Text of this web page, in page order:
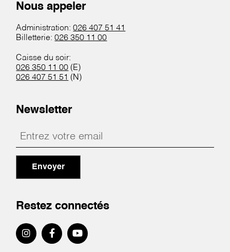
Nous appeler
Administration:026 407 51 41
Billetterie:026 350 11 00
Caisse du soir:
026 350 11 00 (E)
026 407 51 51 (N)
Newsletter
Envoyer
Restez connectés